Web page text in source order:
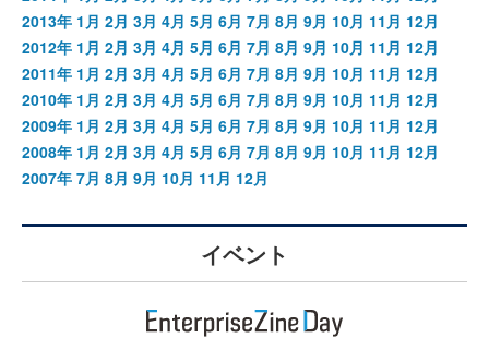
2013年 1月 2月 3月 4月 5月 6月 7月 8月 9月 10月 11月 12月
2012年 1月 2月 3月 4月 5月 6月 7月 8月 9月 10月 11月 12月
2011年 1月 2月 3月 4月 5月 6月 7月 8月 9月 10月 11月 12月
2010年 1月 2月 3月 4月 5月 6月 7月 8月 9月 10月 11月 12月
2009年 1月 2月 3月 4月 5月 6月 7月 8月 9月 10月 11月 12月
2008年 1月 2月 3月 4月 5月 6月 7月 8月 9月 10月 11月 12月
2007年 7月 8月 9月 10月 11月 12月
イベント